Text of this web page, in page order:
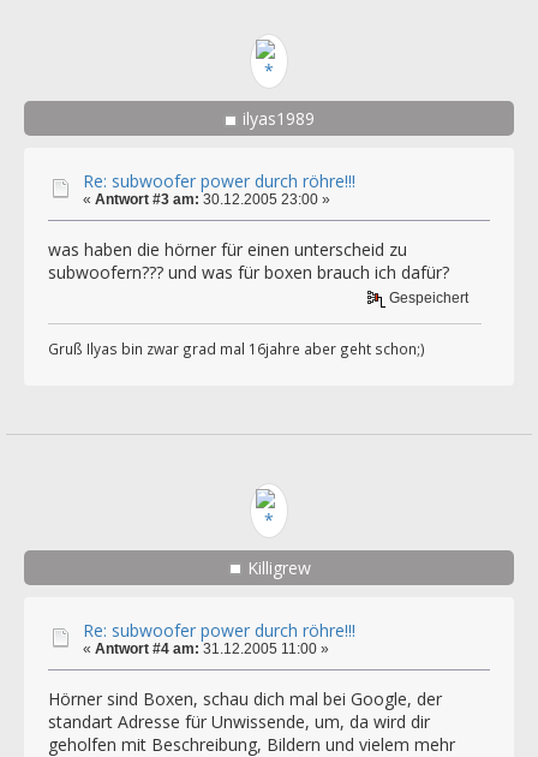
ilyas1989
Re: subwoofer power durch röhre!!!
« Antwort #3 am: 30.12.2005 23:00 »
was haben die hörner für einen unterscheid zu
subwoofern??? und was für boxen brauch ich dafür?
Gespeichert
Gruß Ilyas bin zwar grad mal 16jahre aber geht schon;)
Killigrew
Re: subwoofer power durch röhre!!!
« Antwort #4 am: 31.12.2005 11:00 »
Hörner sind Boxen, schau dich mal bei Google, der
standart Adresse für Unwissende, um, da wird dir
geholfen mit Beschreibung, Bildern und vielem mehr